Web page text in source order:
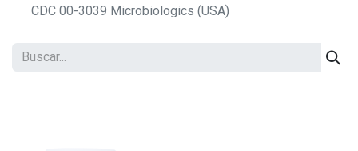
CDC 00-3039 Microbiologics (USA)